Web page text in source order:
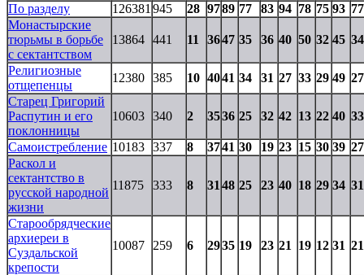
По разделу 126381 945 28 9789 77 83 94 78 75 93 77
Монастырские
тюрьмы в борьбе
с сектантством
13864 441 11 3647 35 36 40 50 32 45 34
Религиозные
отщепенцы
12380 385 10 4041 34 31 27 33 29 49 27
Старец Григорий
Распутин и его
поклонницы
10603 340 2 3536 25 32 42 13 22 40 33
Самоистребление 10183 337 8 3741 30 19 23 15 30 39 27
Раскол и
сектантство в
русской народной
жизни
11875 333 8 31 48 25 23 40 18 29 34 31
Старообрядческие
архиереи в
Суздальской
крепости
10087 259 6 2935 19 23 21 19 12 31 21